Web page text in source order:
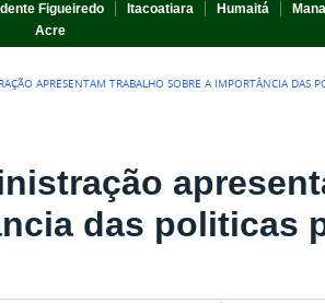
Figueiredo Itacoatiara Humaitá
Acre
APRESENTAM TRABALHO SOBRE A IMPORTÂNCIA DAS
das politicas